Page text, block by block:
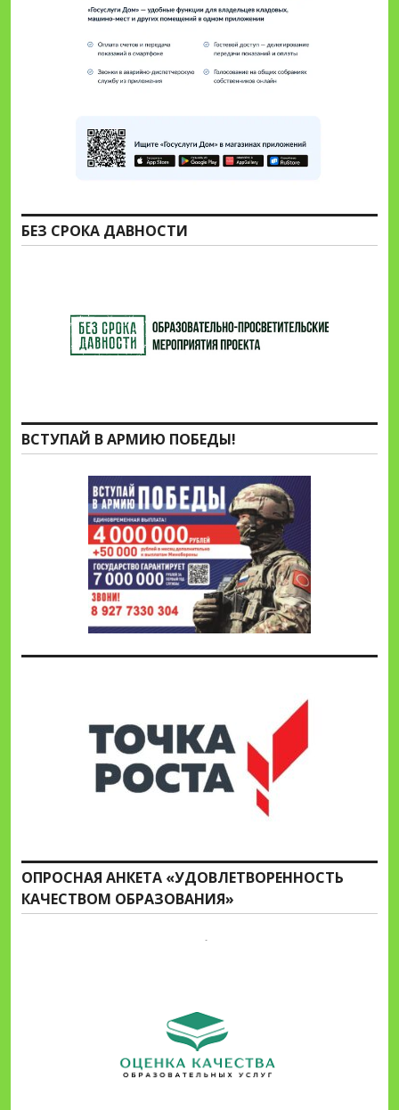
БЕЗ СРОКА ДАВНОСТИ
ВСТУПАЙ В АРМИЮ ПОБЕДЫ!
ОПРОСНАЯ АНКЕТА «УДОВЛЕТВОРЕННОСТЬ
КАЧЕСТВОМ ОБРАЗОВАНИЯ»